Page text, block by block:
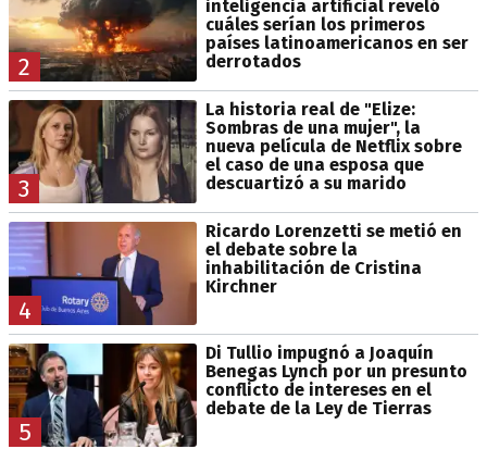
2
inteligencia artificial reveló
cuáles serían los primeros
países latinoamericanos en ser
derrotados
3
La historia real de "Elize:
Sombras de una mujer", la
nueva película de Netflix sobre
el caso de una esposa que
descuartizó a su marido
4
Ricardo Lorenzetti se metió en
el debate sobre la
inhabilitación de Cristina
Kirchner
5
Di Tullio impugnó a Joaquín
Benegas Lynch por un presunto
conflicto de intereses en el
debate de la Ley de Tierras